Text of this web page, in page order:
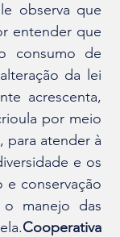
observa que
entender que
consumo de
da lei
acrescenta,
por meio
para atender à
e os
conservação
o manejo das
Cooperativa